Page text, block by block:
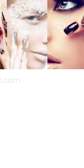
Vấp, TP.HCM